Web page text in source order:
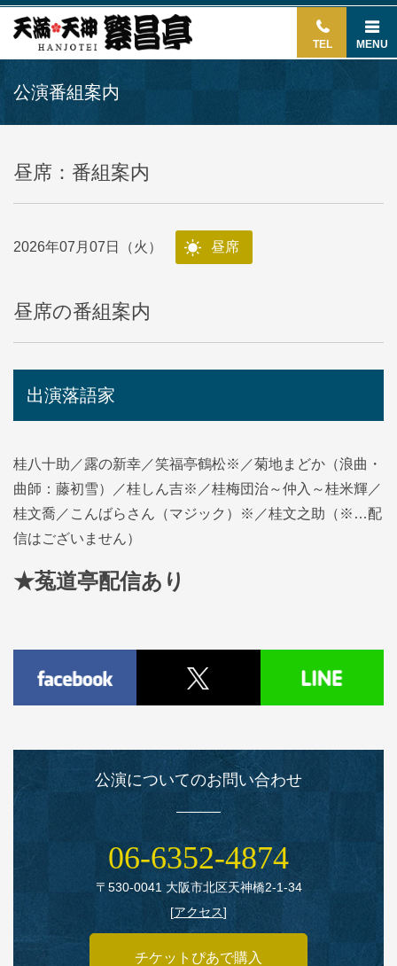
TEL MENU
公演番組案内
昼席：番組案内
2026年07月07日（火） 昼席
昼席の番組案内
出演落語家
桂八十助／露の新幸／笑福亭鶴松※／菊地まどか（浪曲・
曲師：藤初雪）／桂しん吉※／桂梅団治～仲入～桂米輝／
桂文喬／こんばらさん（マジック）※／桂文之助（※…配
信はございません）
★菟道亭配信あり
公演についてのお問い合わせ
06‑6352‑4874
〒530‑0041 大阪市北区天神橋2‑1‑34
[アクセス]
チケットぴあで購入